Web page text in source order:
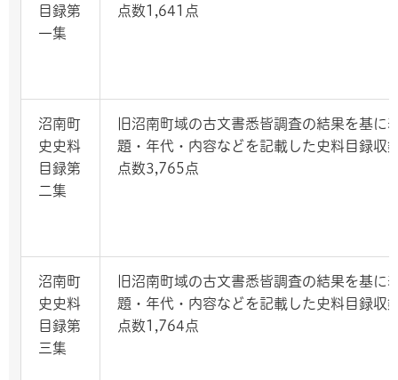
目録第
一集
点数1,641点
沼南町
史史料
目録第
二集
旧沼南町域の古文書悉皆調査の結果を基に
題・年代・内容などを記載した史料目録収
点数3,765点
沼南町
史史料
目録第
三集
旧沼南町域の古文書悉皆調査の結果を基に
題・年代・内容などを記載した史料目録収
点数1,764点